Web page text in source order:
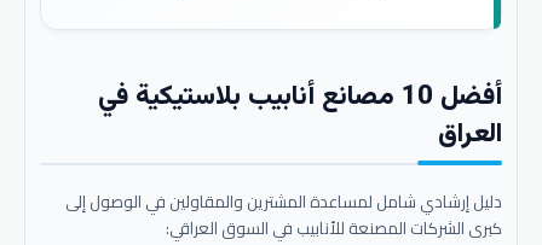
أفضل 10 مصانع أنابيب بلاستيكية في
العراق
دليل إرشادي شامل لمساعدة المشترين والمقاولين في الوصول إلى
كبرى الشركات المصنعة للأنابيب في السوق العراقي: